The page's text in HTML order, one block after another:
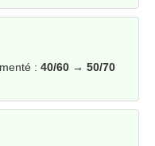
: 40/60 → 50/70